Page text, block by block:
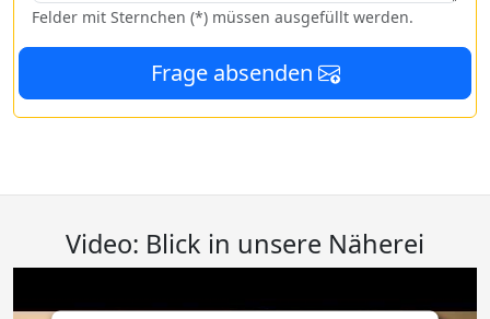
Felder mit Sternchen (*) müssen ausgefüllt werden.
Frage absenden
Video: Blick in unsere Näherei